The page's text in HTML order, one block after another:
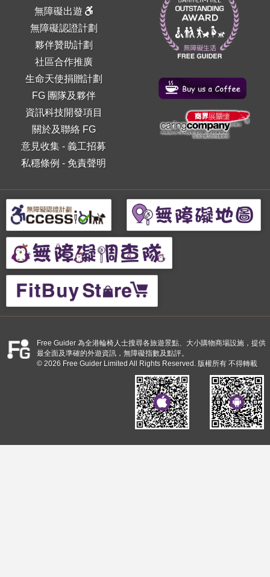
無障礙出遊
無障礙認證計劃
夥伴贊助計劃
社區合作推廣
生命天使捐贈計劃
FG 團隊及夥伴
資訊科技開發項目
關於及聯絡 FG
意見收集 -義工招募
私穩條例 - 免責聲明
Free Guider 為全港輪椅人士搜尋各旅遊景點、大小購物商場設施，提供
最全面及準確的外遊資訊，無障礙指數及點評。
© 2026 Free Guider Limited All Rights Reserved. 版權所有 不得轉載